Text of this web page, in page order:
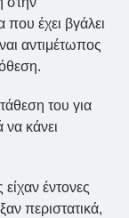
που έχει βγάλει
αντιμέτωπος
του για
να κάνει
έντονες
περιστατικά,